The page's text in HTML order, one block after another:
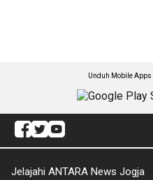
Unduh Mobile Apps
Jelajahi ANTARA News Jogja